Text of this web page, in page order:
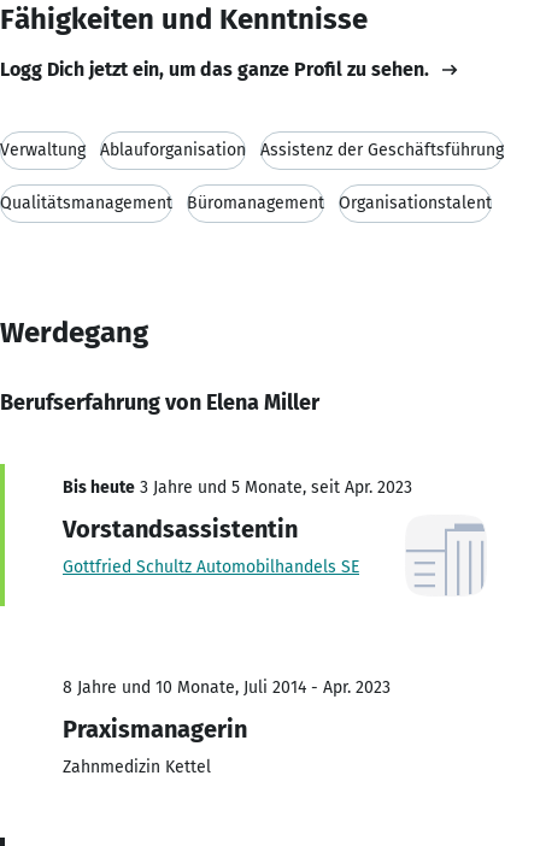
Fähigkeiten und Kenntnisse
Logg Dich jetzt ein, um das ganze Profil zu sehen.
Verwaltung Ablauforganisation Assistenz der Geschäftsführung
Qualitätsmanagement Büromanagement Organisationstalent
Werdegang
Berufserfahrung von Elena Miller
Bis heute 3 Jahre und 5 Monate, seit Apr. 2023
Vorstandsassistentin
Gottfried Schultz Automobilhandels SE
8 Jahre und 10 Monate, Juli 2014 - Apr. 2023
Praxismanagerin
Zahnmedizin Kettel